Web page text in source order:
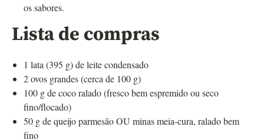
os sabores.
Lista de compras
1 lata (395 g) de leite condensado
2 ovos grandes (cerca de 100 g)
100 g de coco ralado (fresco bem espremido ou seco
fino/flocado)
50 g de queijo parmesão OU minas meia‑cura, ralado bem
fino